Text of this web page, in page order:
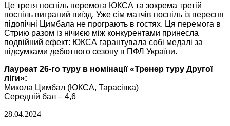
Це третя поспіль перемога ЮКСА та зокрема третій
поспіль виграний виїзд. Уже сім матчів поспіль із вересня
підопічні Цимбала не програють в гостях. Ця перемога в
Стрию разом із нічиєю між конкурентами принесла
подвійний ефект: ЮКСА гарантувала собі медалі за
підсумками дебютного сезону в ПФЛ України.
Лауреат 26-го туру в номінації «Тренер туру Другої
ліги»:
Микола Цимбал (ЮКСА, Тарасівка)
Середній бал – 4,6
28.04.2024